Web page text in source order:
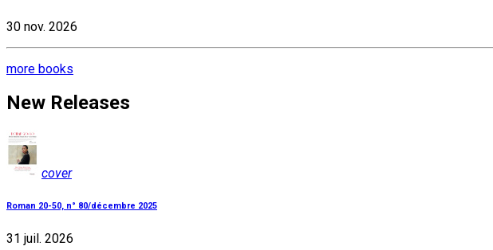
30 nov. 2026
more books
New Releases
cover
Roman 20-50, n° 80/décembre 2025
31 juil. 2026